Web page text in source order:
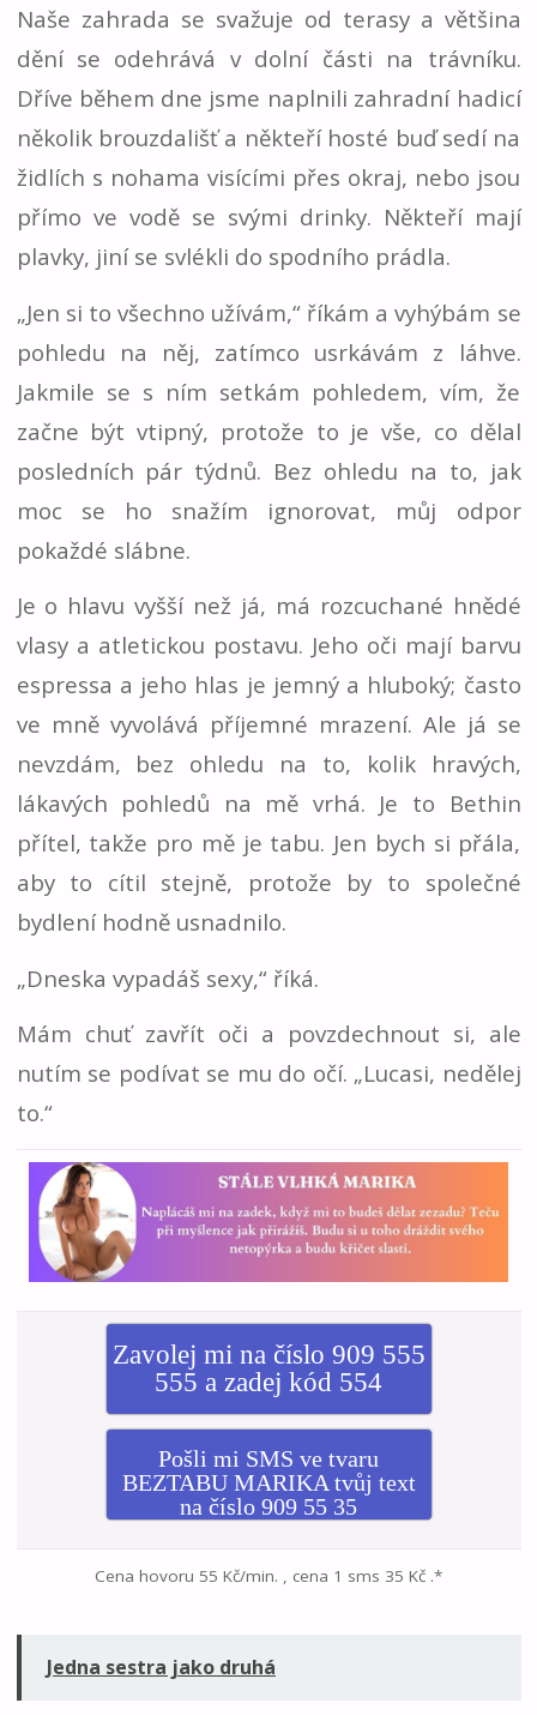
Naše zahrada se svažuje od terasy a většina
dění se odehrává v dolní části na trávníku.
Dříve během dne jsme naplnili zahradní hadicí
několik brouzdališť a někteří hosté buď sedí na
židlích s nohama visícími přes okraj, nebo jsou
přímo ve vodě se svými drinky. Někteří mají
plavky, jiní se svlékli do spodního prádla.
„Jen si to všechno užívám,“ říkám a vyhýbám se
pohledu na něj, zatímco usrkávám z láhve.
Jakmile se s ním setkám pohledem, vím, že
začne být vtipný, protože to je vše, co dělal
posledních pár týdnů. Bez ohledu na to, jak
moc se ho snažím ignorovat, můj odpor
pokaždé slábne.
Je o hlavu vyšší než já, má rozcuchané hnědé
vlasy a atletickou postavu. Jeho oči mají barvu
espressa a jeho hlas je jemný a hluboký; často
ve mně vyvolává příjemné mrazení. Ale já se
nevzdám, bez ohledu na to, kolik hravých,
lákavých pohledů na mě vrhá. Je to Bethin
přítel, takže pro mě je tabu. Jen bych si přála,
aby to cítil stejně, protože by to společné
bydlení hodně usnadnilo.
„Dneska vypadáš sexy,“ říká.
Mám chuť zavřít oči a povzdechnout si, ale
nutím se podívat se mu do očí. „Lucasi, nedělej
to.“
Zavolej mi na číslo 909 555
555 a zadej kód 554
Pošli mi SMS ve tvaru
BEZTABU MARIKA tvůj text
na číslo 909 55 35
Cena hovoru 55 Kč/min. , cena 1 sms 35 Kč .*
Jedna sestra jako druhá